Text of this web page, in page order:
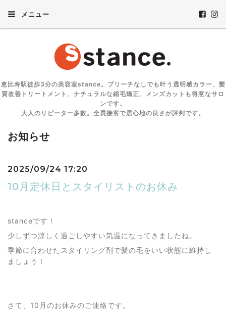
メニュー
恵比寿駅徒歩3分の美容室stance。ブリーチなしでも叶う透明感カラー、髪
質改善トリートメント、ナチュラルな縮毛矯正、メンズカットも得意なサロ
ンです。
大人のリピーター多数。全員接客で居心地の良さが評判です。
お知らせ
2025/09/24 17:20
10月定休日とスタイリストのお休み
stanceです！
少しずつ涼しく過ごしやすい気温になってきましたね。
季節に合わせたスタイリング剤で髪の毛をいい状態に維持し
ましょう！
さて、10月のお休みのご連絡です。